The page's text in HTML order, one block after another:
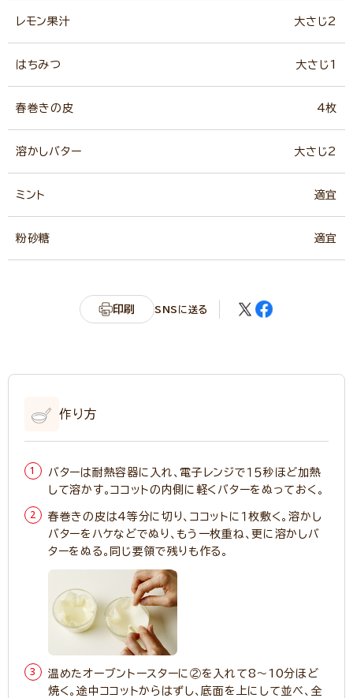
レモン果汁 大さじ2
はちみつ 大さじ1
春巻きの皮 4枚
溶かしバター 大さじ2
ミント 適宜
粉砂糖 適宜
印刷 SNSに送る
作り方
バターは耐熱容器に入れ、電子レンジで１５秒ほど加熱
して溶かす。ココットの内側に軽くバターをぬっておく。
春巻きの皮は4等分に切り、ココットに１枚敷く。溶かし
バターをハケなどでぬり、もう一枚重ね、更に溶かしバ
ターをぬる。同じ要領で残りも作る。
温めたオーブントースターに②を入れて8～10分ほど
焼く。途中ココットからはずし、底面を上にして並べ、全